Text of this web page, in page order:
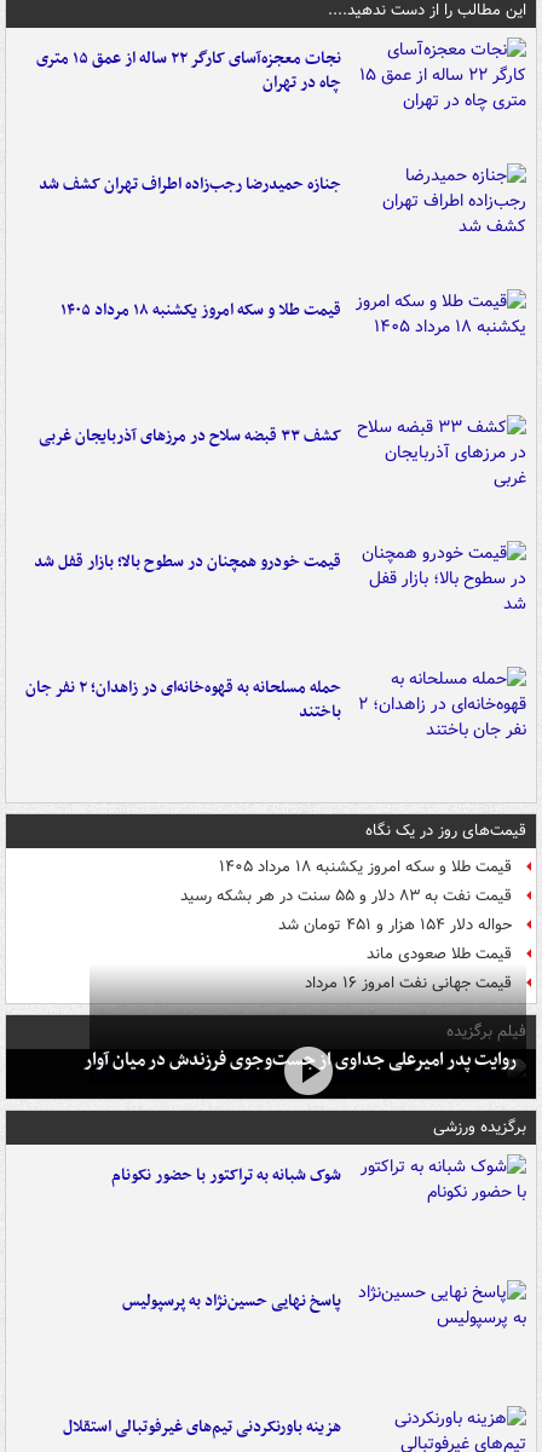
این مطالب را از دست ندهید....
نجات معجزه‌آسای کارگر ۲۲ ساله از عمق ۱۵ متری
چاه در تهران
جنازه حمیدرضا رجب‌زاده اطراف تهران کشف شد
قیمت طلا و سکه امروز یکشنبه ۱۸ مرداد ۱۴۰۵
کشف ۳۳ قبضه سلاح در مرزهای آذربایجان غربی
قیمت خودرو همچنان در سطوح بالا؛ بازار قفل شد
حمله مسلحانه به قهوه‌خانه‌ای در زاهدان؛ ۲ نفر جان
باختند
قیمت‌های روز در یک نگاه
قیمت طلا و سکه امروز یکشنبه ۱۸ مرداد ۱۴۰۵
قیمت نفت به ۸۳ دلار و ۵۵ سنت در هر بشکه رسید
حواله دلار ۱۵۴ هزار و ۴۵۱ تومان شد
قیمت طلا صعودی ماند
قیمت جهانی نفت امروز ۱۶ مرداد
فیلم برگزیده
روایت پدر امیرعلی جداوی از جست‌وجوی فرزندش در میان آوار
برگزیده ورزشی
شوک شبانه به تراکتور با حضور نکونام
پاسخ نهایی حسین‌نژاد به پرسپولیس
هزینه باورنکردنی تیم‌های غیرفوتبالی استقلال